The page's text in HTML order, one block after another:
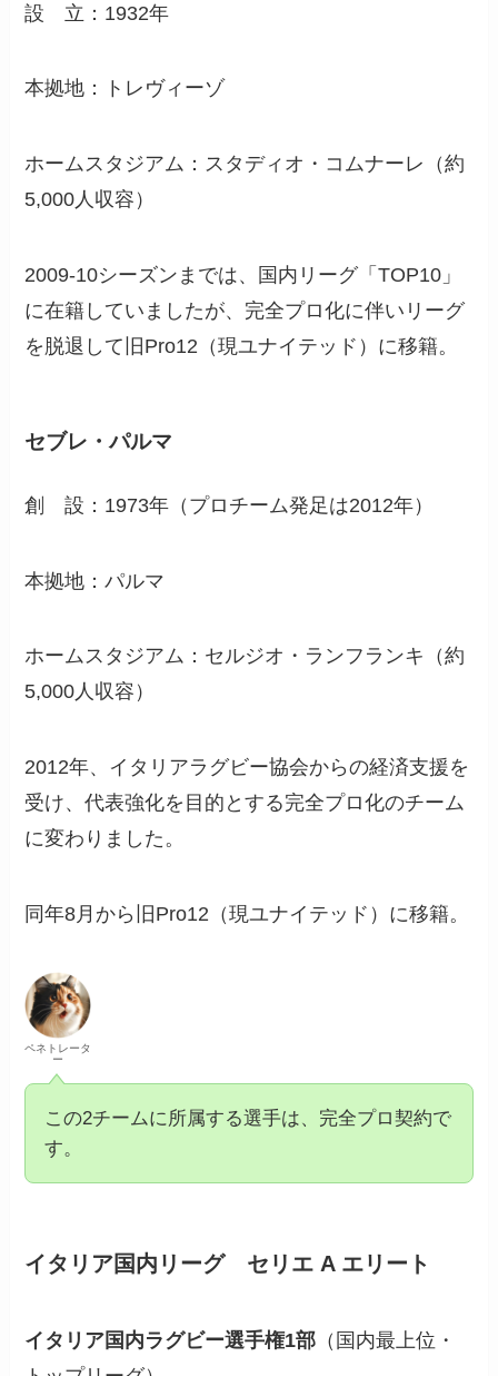
設 立：1932年
本拠地：トレヴィーゾ
ホームスタジアム：スタディオ・コムナーレ（約
5,000人収容）
2009-10シーズンまでは、国内リーグ「TOP10」
に在籍していましたが、完全プロ化に伴いリーグ
を脱退して旧Pro12（現ユナイテッド）に移籍。
セブレ・パルマ
創 設：1973年（プロチーム発足は2012年）
本拠地：パルマ
ホームスタジアム：セルジオ・ランフランキ（約
5,000人収容）
2012年、イタリアラグビー協会からの経済支援を
受け、代表強化を目的とする完全プロ化のチーム
に変わりました。
同年8月から旧Pro12（現ユナイテッド）に移籍。
ペネトレータ
ー
この2チームに所属する選手は、完全プロ契約で
す。
イタリア国内リーグ セリエ A エリート
イタリア国内ラグビー選手権1部 （国内最上位・